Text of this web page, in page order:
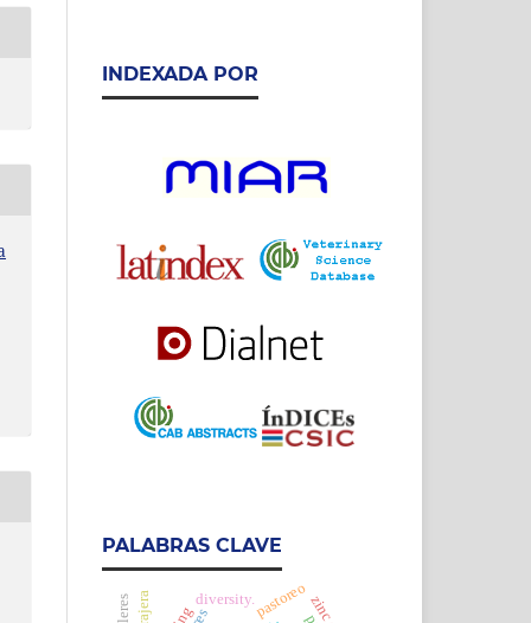
INDEXADA POR
PALABRAS CLAVE
pastoreo
diversity.